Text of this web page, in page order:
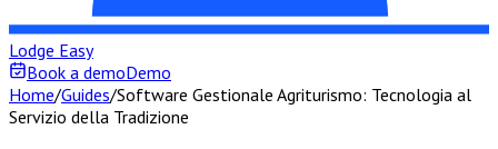
Lodge Easy
Book a demoDemo
Home/Guides/Software Gestionale Agriturismo: Tecnologia al
Servizio della Tradizione